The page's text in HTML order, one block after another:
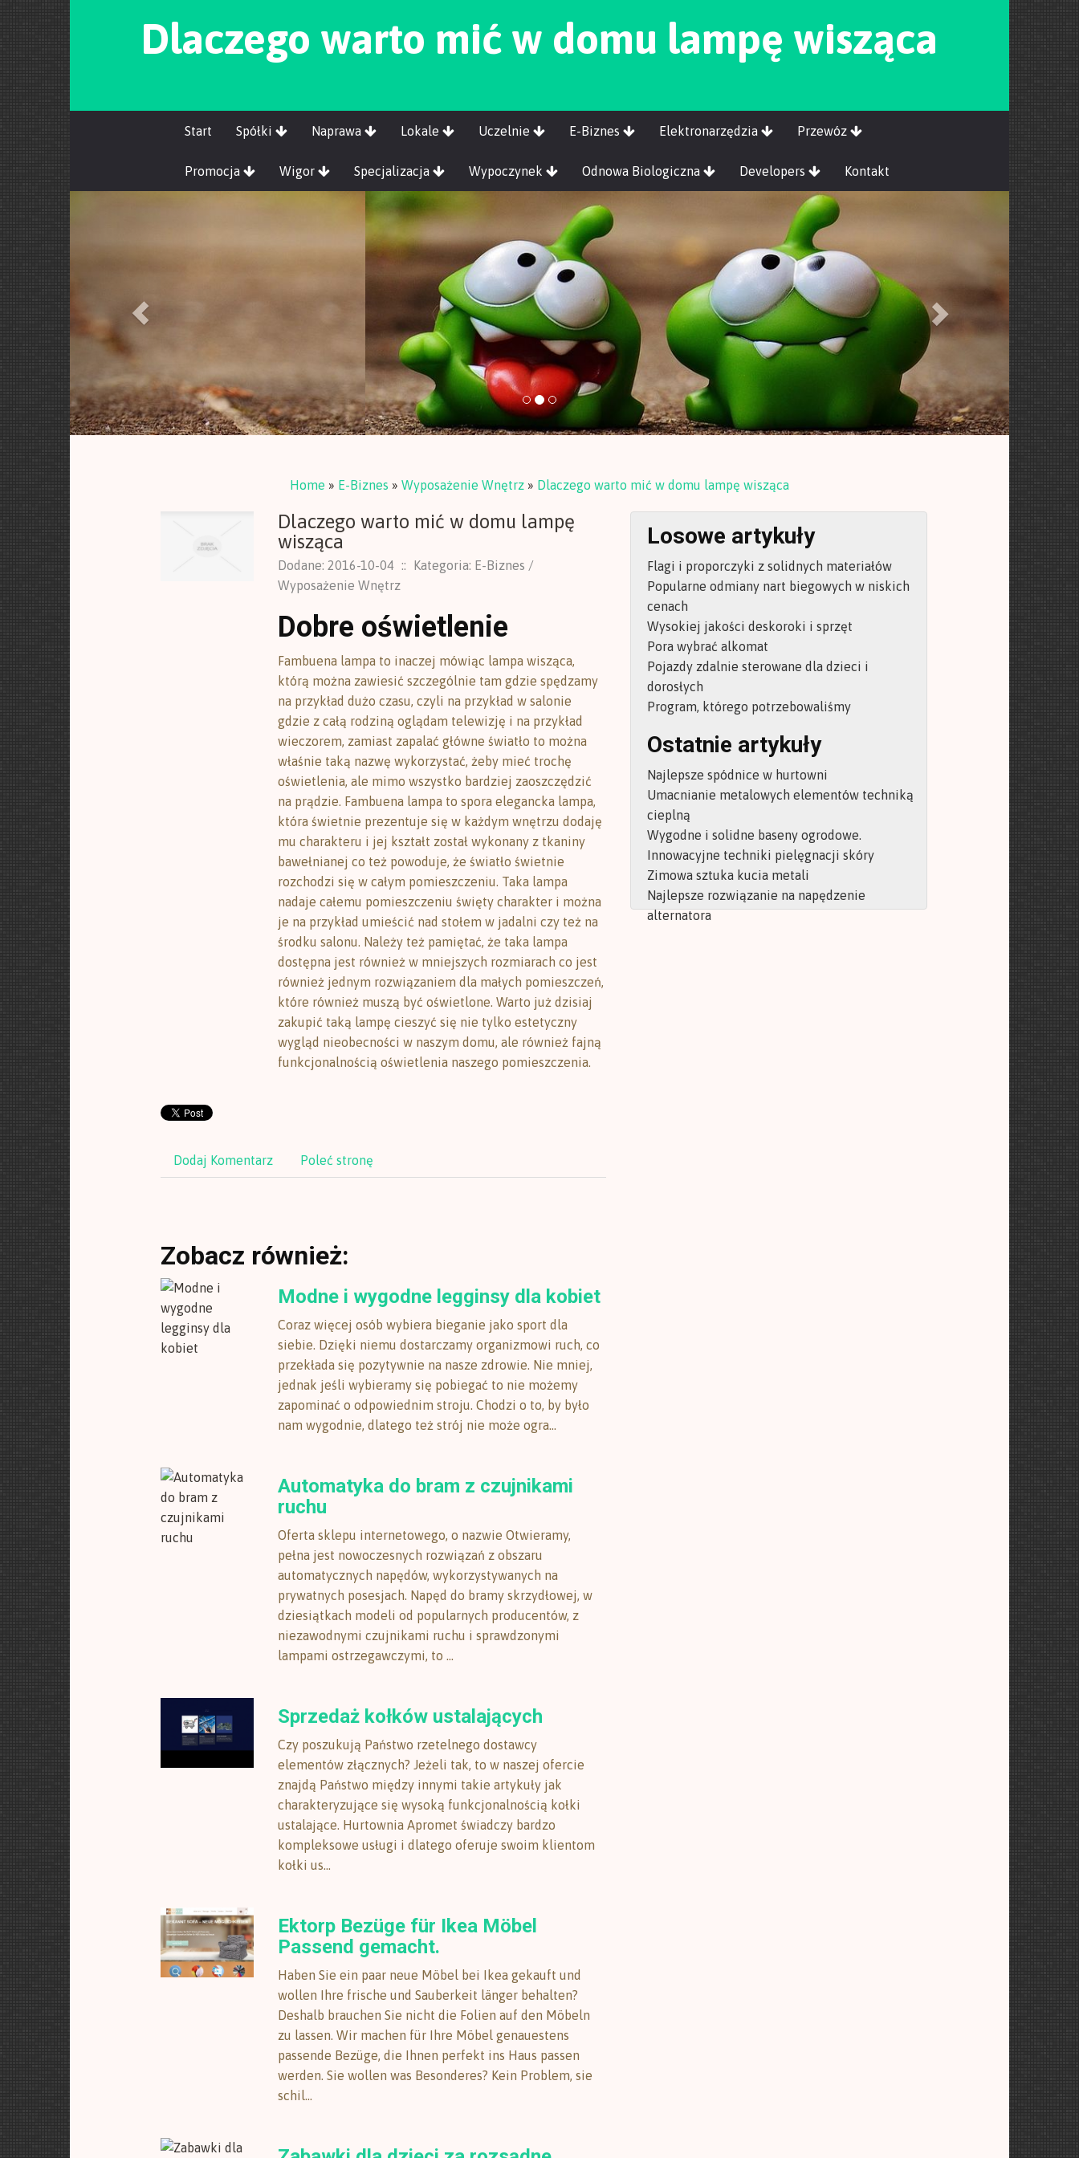
Dlaczego warto mić w domu lampę wisząca
Start Spółki Naprawa Lokale Uczelnie E-Biznes Elektronarzędzia Przewóz
Promocja Wigor Specjalizacja Wypoczynek Odnowa Biologiczna Developers Kontakt
Home » E-Biznes » Wyposażenie Wnętrz » Dlaczego warto mić w domu lampę wisząca
Dlaczego warto mić w domu lampę
wisząca
Dodane: 2016-10-04 ::
Kategoria: E-Biznes /
Wyposażenie Wnętrz
Dobre oświetlenie
Fambuena lampa to inaczej mówiąc lampa wisząca,
którą można zawiesić szczególnie tam gdzie spędzamy
na przykład dużo czasu, czyli na przykład w salonie
gdzie z całą rodziną oglądam telewizję i na przykład
wieczorem, zamiast zapalać główne światło to można
właśnie taką nazwę wykorzystać, żeby mieć trochę
oświetlenia, ale mimo wszystko bardziej zaoszczędzić
na prądzie. Fambuena lampa to spora elegancka lampa,
która świetnie prezentuje się w każdym wnętrzu dodaję
mu charakteru i jej kształt został wykonany z tkaniny
bawełnianej co też powoduje, że światło świetnie
rozchodzi się w całym pomieszczeniu. Taka lampa
nadaje całemu pomieszczeniu święty charakter i można
je na przykład umieścić nad stołem w jadalni czy też na
środku salonu. Należy też pamiętać, że taka lampa
dostępna jest również w mniejszych rozmiarach co jest
również jednym rozwiązaniem dla małych pomieszczeń,
które również muszą być oświetlone. Warto już dzisiaj
zakupić taką lampę cieszyć się nie tylko estetyczny
wygląd nieobecności w naszym domu, ale również fajną
funkcjonalnością oświetlenia naszego pomieszczenia.
Dodaj Komentarz Poleć stronę
Zobacz również:
Modne i wygodne legginsy dla kobiet
Coraz więcej osób wybiera bieganie jako sport dla
siebie. Dzięki niemu dostarczamy organizmowi ruch, co
przekłada się pozytywnie na nasze zdrowie. Nie mniej,
jednak jeśli wybieramy się pobiegać to nie możemy
zapominać o odpowiednim stroju. Chodzi o to, by było
nam wygodnie, dlatego też strój nie może ogra...
Automatyka do bram z czujnikami
ruchu
Oferta sklepu internetowego, o nazwie Otwieramy,
pełna jest nowoczesnych rozwiązań z obszaru
automatycznych napędów, wykorzystywanych na
prywatnych posesjach. Napęd do bramy skrzydłowej, w
dziesiątkach modeli od popularnych producentów, z
niezawodnymi czujnikami ruchu i sprawdzonymi
lampami ostrzegawczymi, to ...
Sprzedaż kołków ustalających
Czy poszukują Państwo rzetelnego dostawcy
elementów złącznych? Jeżeli tak, to w naszej ofercie
znajdą Państwo między innymi takie artykuły jak
charakteryzujące się wysoką funkcjonalnością kołki
ustalające. Hurtownia Apromet świadczy bardzo
kompleksowe usługi i dlatego oferuje swoim klientom
kołki us...
Ektorp Bezüge für Ikea Möbel
Passend gemacht.
Haben Sie ein paar neue Möbel bei Ikea gekauft und
wollen Ihre frische und Sauberkeit länger behalten?
Deshalb brauchen Sie nicht die Folien auf den Möbeln
zu lassen. Wir machen für Ihre Möbel genauestens
passende Bezüge, die Ihnen perfekt ins Haus passen
werden. Sie wollen was Besonderes? Kein Problem, sie
schil...
Losowe artykuły
Flagi i proporczyki z solidnych materiałów
Popularne odmiany nart biegowych w niskich
cenach
Wysokiej jakości deskoroki i sprzęt
Pora wybrać alkomat
Pojazdy zdalnie sterowane dla dzieci i
dorosłych
Program, którego potrzebowaliśmy
Ostatnie artykuły
Najlepsze spódnice w hurtowni
Umacnianie metalowych elementów techniką
cieplną
Wygodne i solidne baseny ogrodowe.
Innowacyjne techniki pielęgnacji skóry
Zimowa sztuka kucia metali
Najlepsze rozwiązanie na napędzenie
alternatora